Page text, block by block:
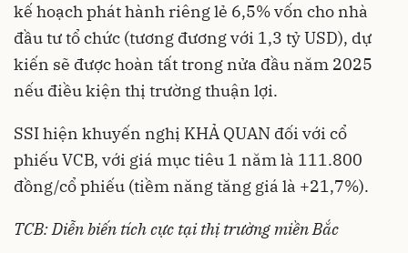
kế hoạch phát hành riêng lẻ 6,5% vốn cho nhà
đầu tư tổ chức (tương đương với 1,3 tỷ USD), dự
kiến sẽ được hoàn tất trong nửa đầu năm 2025
nếu điều kiện thị trường thuận lợi.
SSI hiện khuyến nghị KHẢ QUAN đối với cổ
phiếu VCB, với giá mục tiêu 1 năm là 111.800
đồng/cổ phiếu (tiềm năng tăng giá là +21,7%).
TCB: Diễn biến tích cực tại thị trường miền Bắc